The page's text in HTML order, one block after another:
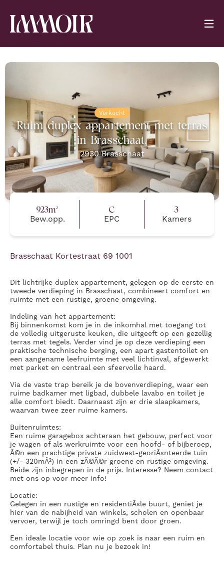
Verkocht
Ruim duplex appartement met terras
in Brasschaat.
2930 Brasschaat
923m²
Bew.opp.
C
EPC
3
Kamers
Brasschaat Kortestraat 69 1001
Dit lichtrijke duplex appartement, gelegen op de eerste en
tweede verdieping in Brasschaat, combineert comfort en
ruimte met een rustige, groene omgeving.
Indeling van het appartement:
Bij binnenkomst kom je in de inkomhal met toegang tot
de volledig uitgeruste keuken, die uitgeeft op een gezellig
terras met tegels. Verder vind je op deze verdieping een
praktische technische berging, een apart gastentoilet en
een aangename leefruimte met veel lichtinval, afgewerkt
met parket en centraal een sfeervolle haard.
Via de vaste trap bereik je de bovenverdieping, waar een
ruime badkamer met ligbad, dubbele lavabo en toilet je
alle comfort biedt. Daarnaast zijn er drie slaapkamers,
waarvan twee zeer ruime kamers.
Buitenruimtes:
Een ruime garagebox achteraan het gebouw, perfect voor
je wagen of als werkruimte voor een hoofd- of bijberoep,
Ã©n een prachtige private zuidwest-georiÃ«nteerde tuin
(+/- 320mÂ²) in een zÃ©Ã©r groene en rustige omgeving.
Beide zijn inbegrepen in de prijs. Interesse? Neem contact
met ons op voor meer info!
Locatie:
Gelegen in een rustige en residentiÃ«le buurt, geniet je
hier van de nabijheid van winkels, scholen en openbaar
vervoer, terwijl je toch omringd bent door groen.
Een ideale locatie voor wie op zoek is naar een ruim en
comfortabel thuis. Plan nu je bezoek in!